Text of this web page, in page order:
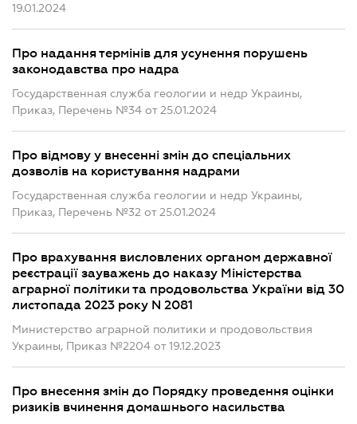
19.01.2024
Про надання термінів для усунення порушень
законодавства про надра
Государственная служба геологии и недр Украины,
Приказ, Перечень №34 от 25.01.2024
Про відмову у внесенні змін до спеціальних
дозволів на користування надрами
Государственная служба геологии и недр Украины,
Приказ, Перечень №32 от 25.01.2024
Про врахування висловлених органом державної
реєстрації зауважень до наказу Міністерства
аграрної політики та продовольства України від 30
листопада 2023 року N 2081
Министерство аграрной политики и продовольствия
Украины, Приказ №2204 от 19.12.2023
Про внесення змін до Порядку проведення оцінки
ризиків вчинення домашнього насильства